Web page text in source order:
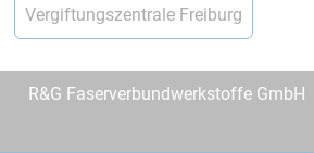
Vergiftungszentrale Freiburg
R&G Faserverbundwerkstoffe GmbH